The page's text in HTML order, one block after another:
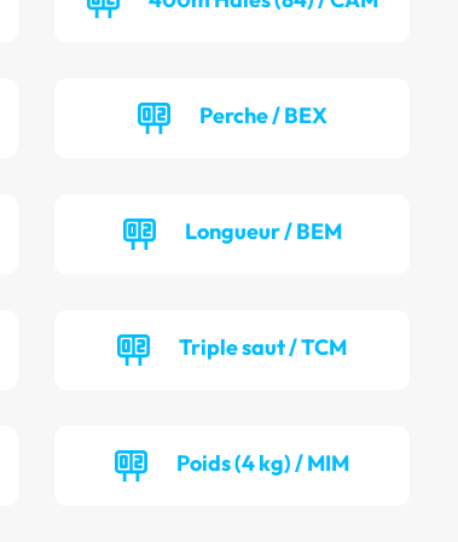
Perche / BEX
Longueur / BEM
Triple saut / TCM
Poids (4 kg) / MIM